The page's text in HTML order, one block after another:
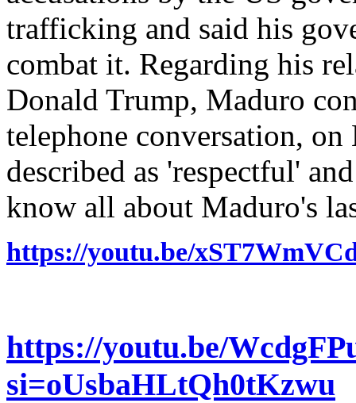
trafficking and said his
combat it. Regarding his
Donald Trump, Maduro
telephone conversation,
described as 'respectful'
know all about Maduro's
https://youtu.be/
https://youtu.be/
si=oUsbaHLtQh0tKzwu